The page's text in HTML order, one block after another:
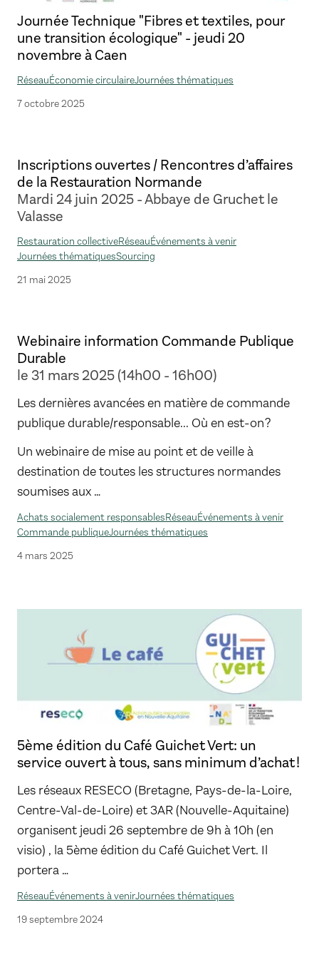
Journée Technique "Fibres et textiles, pour
une transition écologique" - jeudi 20
novembre à Caen
RéseauÉconomie circulaireJournées thématiques
7 octobre 2025
Inscriptions ouvertes / Rencontres d’affaires
de la Restauration Normande
Mardi 24 juin 2025 - Abbaye de Gruchet le
Valasse
Restauration collectiveRéseauÉvénements à venir
Journées thématiquesSourcing
21 mai 2025
Webinaire information Commande Publique
Durable
le 31 mars 2025 (14h00 - 16h00)
Les dernières avancées en matière de commande
publique durable/responsable... Où en est-on ?
Un webinaire de mise au point et de veille à
destination de toutes les structures normandes
soumises aux …
Achats socialement responsablesRéseauÉvénements à venir
Commande publiqueJournées thématiques
4 mars 2025
5ème édition du Café Guichet Vert: un
service ouvert à tous, sans minimum d’achat !
Les réseaux RESECO (Bretagne, Pays-de-la-Loire,
Centre-Val-de-Loire) et 3AR (Nouvelle-Aquitaine)
organisent jeudi 26 septembre de 9h à 10h (en
visio) , la 5ème édition du Café Guichet Vert. Il
portera …
RéseauÉvénements à venirJournées thématiques
19 septembre 2024